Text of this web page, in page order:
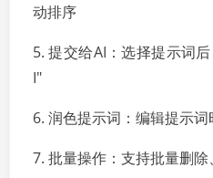
动排序
5. 提交给AI：选择提示词
I"
6. 润色提示词：编辑提示
7. 批量操作：支持批量删